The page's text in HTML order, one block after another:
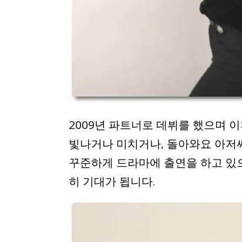
2009년 파트너로 데뷔를 했으며
빛나거나 미치거나, 돌아와요 아
꾸준하게 드라마에 출연을 하고
히 기대가 됩니다.